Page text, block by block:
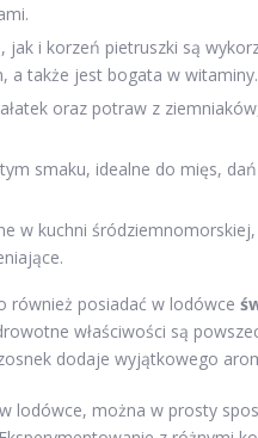
jak i korzeń pietruszki są
a także jest bogata w witaminy.
oraz potraw z
smaku, idealne do mięs,
w kuchni
również posiadać w lodówce
właściwości są
dodaje wyjątkowego
lodówce, można w prosty